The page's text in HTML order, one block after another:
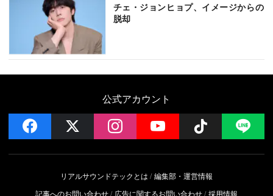
チェ・ジョンヒョプ、イメージからの
脱却
公式アカウント
facebook instagramYouTube Follow
リアルサウンドテックとは
編集部・運営情報
記事へのお問い合わせ
広告に関するお問い合わせ 採用情報